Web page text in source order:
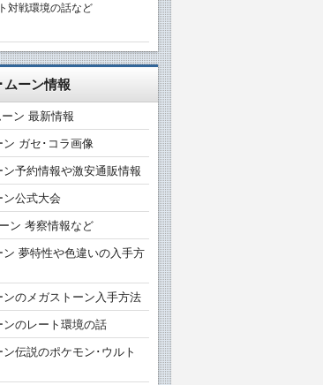
対戦環境の話など
ムーン情報
ン 最新情報
ガセ･コラ画像
予約情報や激安通販情報
ン公式大会
ン 考察情報など
ン 夢特性や色違いの入手方
ンのメガストーン入手方法
のレート環境の話
伝説のポケモン･ウルト